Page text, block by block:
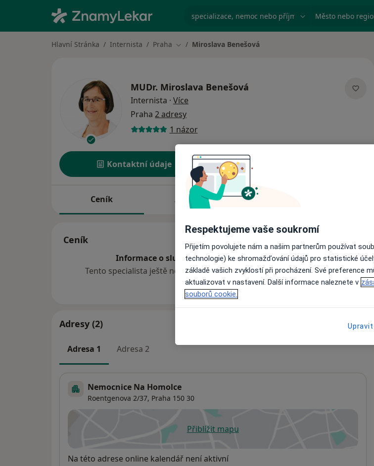
specializace, nemoc nebo příjmení Město nebo
Hlavní Stránka Internista Praha Změna města
Miroslava Benešová
MUDr. Miroslava Benešová
Internista · Více
Praha 2 adresy
1 názor
Kontaktní údaje
Ceník Adresy
Ceník
Informace o službách a cenách nejsou k dispozici
Tento specialista ještě nepřidával žádné informace o svých službách.
Adresy (2)
Adresa 1 Adresa 2
Nemocnice Na Homolce
Roentgenova 2/37, Praha 150 30
Přiblížit mapuse otevře v nové záložce
Dostupnost
Na této adrese online kalendář není aktivní
Respektujeme vaše soukromí
Přijetím povolujete nám a našim partnerům používat
technologie) ke shromažďování údajů pro statistické
základě vašich zvyklostí při procházení. Své preference
aktualizovat v nastavení. Další informace naleznete v
souborů cookie.